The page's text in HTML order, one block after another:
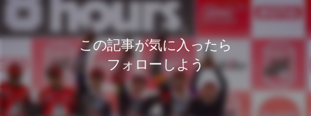
この記事が気に入ったら
フォローしよう